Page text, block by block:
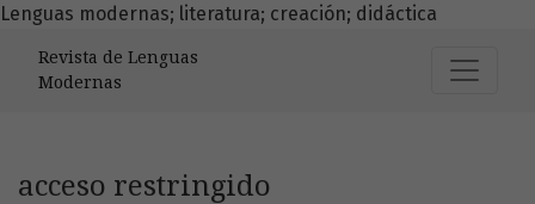
Lenguas modernas; literatura; creación; didáctica
acceso restringido
Revista de Lenguas
Modernas
acceso restringido